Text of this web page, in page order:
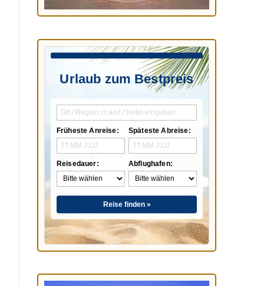
Urlaub zum Bestpreis
Früheste Anreise:
Reisedauer:
Späteste Abreise:
Abflughafen:
Reise finden »